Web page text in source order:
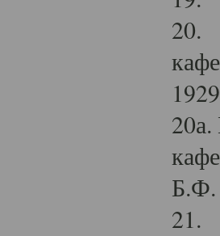
20.
Б.Ф.
21.